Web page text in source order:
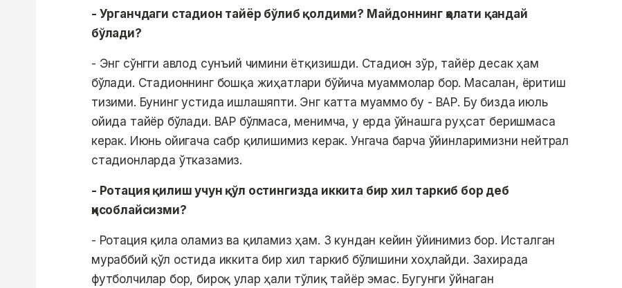
- Урганчдаги стадион тайёр бўлиб қолдими? Майдоннинг ҳолати қандай
бўлади?
- Энг сўнгги авлод сунъий чимини ётқизишди. Стадион зўр, тайёр десак ҳам
бўлади. Стадионнинг бошқа жиҳатлари бўйича муаммолар бор. Масалан, ёритиш
тизими. Бунинг устида ишлашяпти. Энг катта муаммо бу - ВАР. Бу бизда июль
ойида тайёр бўлади. ВАР бўлмаса, менимча, у ерда ўйнашга руҳсат беришмаса
керак. Июнь ойигача сабр қилишимиз керак. Унгача барча ўйинларимизни нейтрал
стадионларда ўтказамиз.
- Ротация қилиш учун қўл остингизда иккита бир хил таркиб бор деб
ҳисоблайсизми?
- Ротация қила оламиз ва қиламиз ҳам. 3 кундан кейин ўйинимиз бор. Исталган
мураббий қўл остида иккита бир хил таркиб бўлишини хоҳлайди. Захирада
футболчилар бор, бироқ улар ҳали тўлиқ тайёр эмас. Бугунги ўйнаган